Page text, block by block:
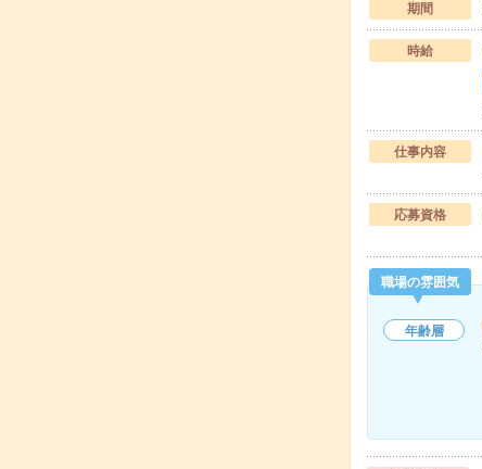
期間
時給
仕事内容
応募資格
職場の雰囲気
年齢層